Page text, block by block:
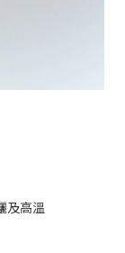
及高溫